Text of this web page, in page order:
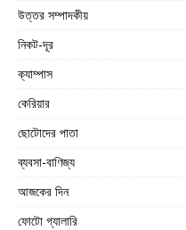
উত্তর সম্পাদকীয়
নিকট-দূর
ক্যাম্পাস
কেরিয়ার
ছোটোদের পাতা
ব্যবসা-বাণিজ্য
আজকের দিন
ফোটো গ্যালারি